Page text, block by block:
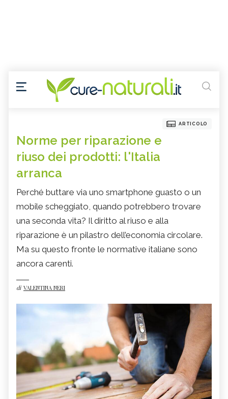
ARTICOLO
Norme per riparazione e
riuso dei prodotti: l'Italia
arranca
Perché buttare via uno smartphone guasto o un
mobile scheggiato, quando potrebbero trovare
una seconda vita? Il diritto al riuso e alla
riparazione è un pilastro dell’economia circolare.
Ma su questo fronte le normative italiane sono
ancora carenti.
di VALENTINA NERI